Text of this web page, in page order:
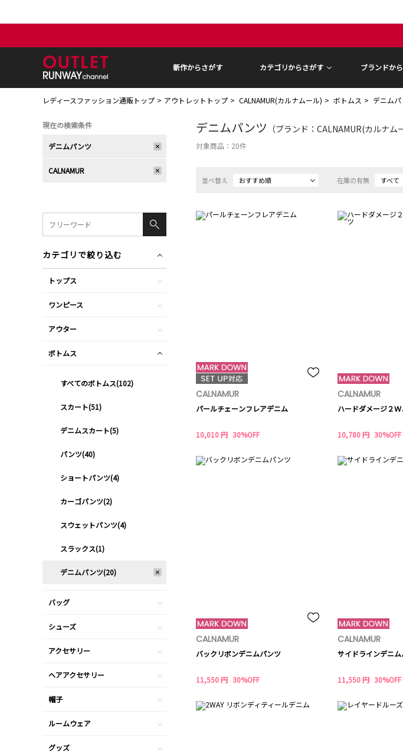
新作からさがす カテゴリからさがす ブランドか
レディースファッション通販トップ アウトレットトップ CALNAMUR(カルナムール) ボトムス デニム
デニムパンツ （ブランド：CALNAMUR(カルナム
対象商品： 20件
並べ替え おすすめ順 在庫の有無 すべて
CALNAMUR
パールチェーンフレアデニム
10,010 円 30%OFF
CALNAMUR
ハードダメージ２
10,780 円 30%OFF
CALNAMUR
バックリボンデニムパンツ
11,550 円 30%OFF
CALNAMUR
サイドラインデニ
11,550 円 30%OFF
現在の検索条件
デニムパンツ
CALNAMUR
カテゴリで絞り込む
トップス
ワンピース
アウター
ボトムス
すべてのボトムス(102)
スカート(51)
デニムスカート(5)
パンツ(40)
ショートパンツ(4)
カーゴパンツ(2)
スウェットパンツ(4)
スラックス(1)
デニムパンツ(20)
バッグ
シューズ
アクセサリー
ヘアアクセサリー
帽子
ルームウェア
グッズ